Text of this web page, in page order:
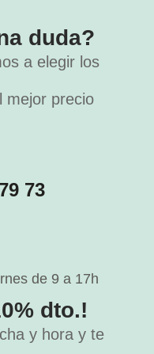
duda?
a elegir los
mejor precio
73
de 9 a 17h
dto.!
y hora y te